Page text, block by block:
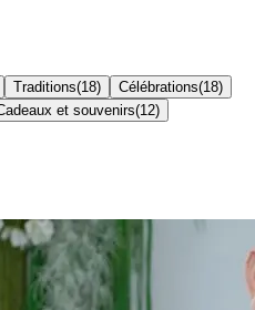
Traditions(18) Célébrations(18)
et souvenirs(12)